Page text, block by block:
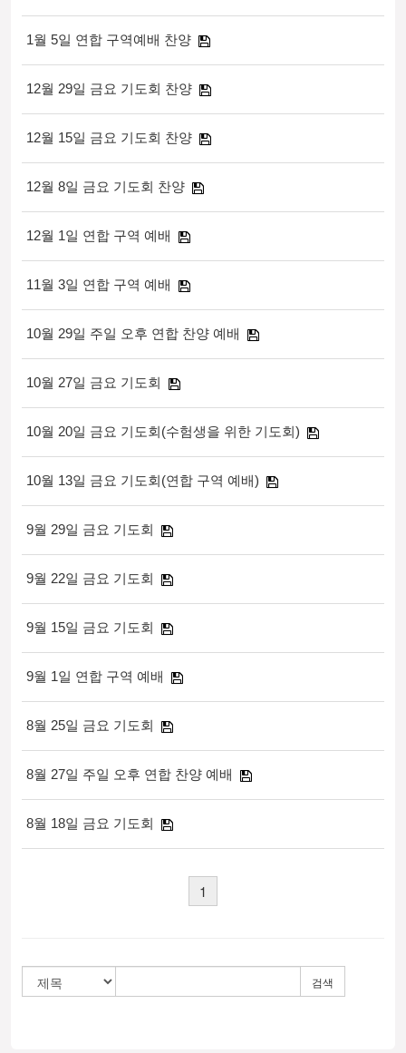
1월 5일 연합 구역예배 찬양
12월 29일 금요 기도회 찬양
12월 15일 금요 기도회 찬양
12월 8일 금요 기도회 찬양
12월 1일 연합 구역 예배
11월 3일 연합 구역 예배
10월 29일 주일 오후 연합 찬양 예배
10월 27일 금요 기도회
10월 20일 금요 기도회(수험생을 위한 기도회)
10월 13일 금요 기도회(연합 구역 예배)
9월 29일 금요 기도회
9월 22일 금요 기도회
9월 15일 금요 기도회
9월 1일 연합 구역 예배
8월 25일 금요 기도회
8월 27일 주일 오후 연합 찬양 예배
8월 18일 금요 기도회
1
검색